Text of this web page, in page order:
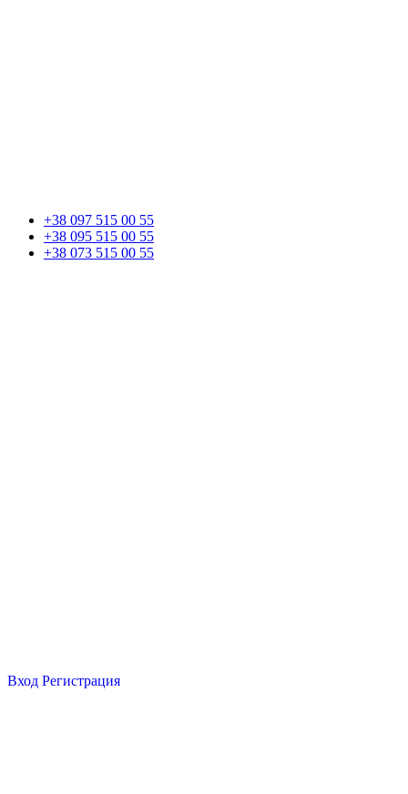
+38 097 515 00 55
+38 095 515 00 55
+38 073 515 00 55
Вход Регистрация